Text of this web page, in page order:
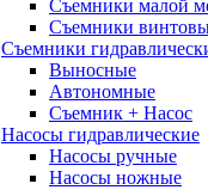
Съемники малой
Съемники
Съемники
Выносные
Автономные
Съемник + Насос
Насосы гидравлические
Насосы ручные
Насосы ножные